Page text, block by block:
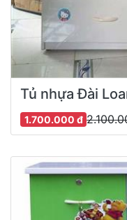
Tủ nhựa Đài
1.700.000 đ